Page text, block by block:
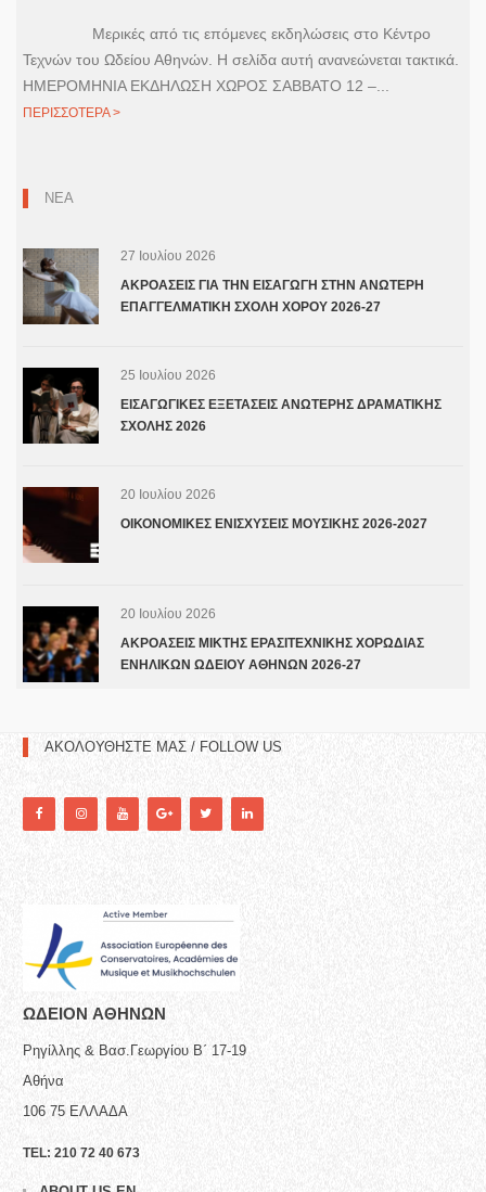
Μερικές από τις επόμενες εκδηλώσεις στο Κέντρο
Τεχνών του Ωδείου Αθηνών. Η σελίδα αυτή ανανεώνεται τακτικά.
ΗΜΕΡΟΜΗΝΙΑ ΕΚΔΗΛΩΣΗ ΧΩΡΟΣ ΣΑΒΒΑΤΟ 12 –...
ΠΕΡΙΣΣΟΤΕΡΑ >
ΝΕΑ
27 Ιουλίου 2026
ΑΚΡΟΑΣΕΙΣ ΓΙΑ ΤΗΝ ΕΙΣΑΓΩΓΗ ΣΤΗΝ ΑΝΩΤΕΡΗ
ΕΠΑΓΓΕΛΜΑΤΙΚΗ ΣΧΟΛΗ ΧΟΡΟΥ 2026-27
25 Ιουλίου 2026
ΕΙΣΑΓΩΓΙΚΕΣ ΕΞΕΤΑΣΕΙΣ ΑΝΩΤΕΡΗΣ ΔΡΑΜΑΤΙΚΗΣ
ΣΧΟΛΗΣ 2026
20 Ιουλίου 2026
ΟΙΚΟΝΟΜΙΚΕΣ ΕΝΙΣΧΥΣΕΙΣ ΜΟΥΣΙΚΗΣ 2026-2027
20 Ιουλίου 2026
ΑΚΡΟΑΣΕΙΣ ΜΙΚΤΗΣ ΕΡΑΣΙΤΕΧΝΙΚΗΣ ΧΟΡΩΔΙΑΣ
ΕΝΗΛΙΚΩΝ ΩΔΕΙΟΥ ΑΘΗΝΩΝ 2026-27
ΑΚΟΛΟΥΘΗΣΤΕ ΜΑΣ / FOLLOW US
ΩΔΕΙΟN ΑΘΗΝΩΝ
Ρηγίλλης & Βασ.Γεωργίου Β΄ 17-19
Αθήνα
106 75 ΕΛΛΑΔΑ
TEL: 210 72 40 673